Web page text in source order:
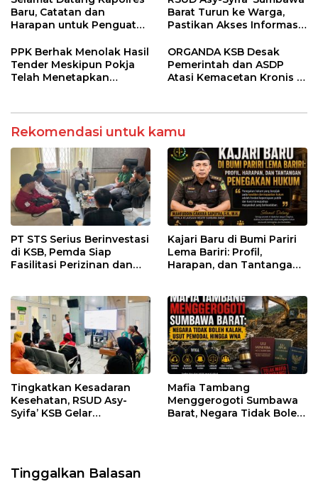
Baru, Catatan dan
Harapan untuk Penguatan
Barat Turun ke Warga,
Pastikan Akses Informasi
PPK Berhak Menolak Hasil
Tender Meskipun Pokja
Telah Menetapkan
ORGANDA KSB Desak
Pemerintah dan ASDP
Atasi Kemacetan Kronis di
Rekomendasi untuk kamu
PT STS Serius Berinvestasi
di KSB, Pemda Siap
Fasilitasi Perizinan dan
Kajari Baru di Bumi Pariri
Lema Bariri: Profil,
Harapan, dan Tantangan
Tingkatkan Kesadaran
Kesehatan, RSUD Asy-
Syifa’ KSB Gelar
Mafia Tambang
Menggerogoti Sumbawa
Barat, Negara Tidak Boleh
Tinggalkan Balasan